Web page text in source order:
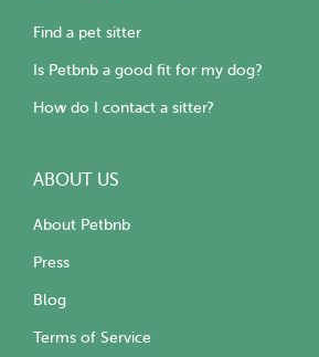
Find a pet sitter
Is Petbnb a good fit for my dog?
How do I contact a sitter?
ABOUT US
About Petbnb
Press
Blog
Terms of Service